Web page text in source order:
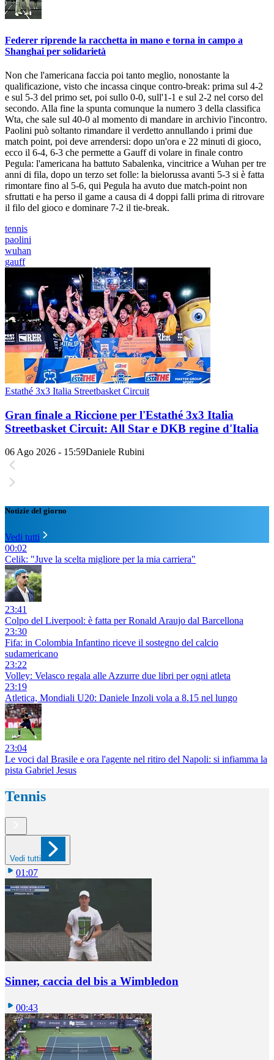
Federer riprende la racchetta in mano e torna in campo a
Shanghai per solidarietà
Non che l'americana faccia poi tanto meglio, nonostante la
qualificazione, visto che incassa cinque contro-break: prima sul 4-2
e sul 5-3 del primo set, poi sullo 0-0, sull'1-1 e sul 2-2 nel corso del
secondo. Alla fine la spunta comunque la numero 3 della classifica
Wta, che sale sul 40-0 al momento di mandare in archivio l'incontro.
Paolini può soltanto rimandare il verdetto annullando i primi due
match point, poi deve arrendersi: dopo un'ora e 22 minuti di gioco,
ecco il 6-4, 6-3 che permette a Gauff di volare in finale contro
Pegula: l'americana ha battuto Sabalenka, vincitrice a Wuhan per tre
anni di fila, dopo un terzo set folle: la bielorussa avanti 5-3 si è fatta
rimontare fino al 5-6, qui Pegula ha avuto due match-point non
sfruttati e ha perso il game a causa di 4 doppi falli prima di ritrovare
il filo del gioco e dominare 7-2 il tie-break.
tennis
paolini
wuhan
gauff
Estathé 3x3 Italia Streetbasket Circuit
Gran finale a Riccione per l'Estathé 3x3 Italia
Streetbasket Circuit: All Star e DKB regine d'Italia
06 Ago 2026 - 15:59Daniele Rubini
Notizie del giorno
Vedi tutti
00:02
Celik: "Juve la scelta migliore per la mia carriera"
23:41
Colpo del Liverpool: è fatta per Ronald Araujo dal Barcellona
23:30
Fifa: in Colombia Infantino riceve il sostegno del calcio
sudamericano
23:22
Volley: Velasco regala alle Azzurre due libri per ogni atleta
23:19
Atletica, Mondiali U20: Daniele Inzoli vola a 8.15 nel lungo
23:04
Le voci dal Brasile e ora l'agente nel ritiro del Napoli: si infiamma la
pista Gabriel Jesus
Tennis
Vedi tutti
01:07
Sinner, caccia del bis a Wimbledon
00:43